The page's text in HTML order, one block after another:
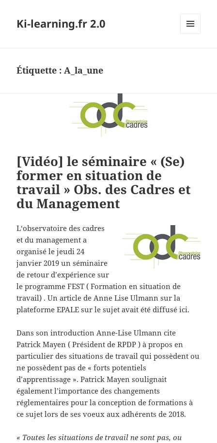
Ki-learning.fr 2.0
Étiquette :A_la_une
[Vidéo] le séminaire « (Se)
former en situation de
travail » Obs. des Cadres et
du Management
L‘observatoire des cadres
et du management a
organisé le jeudi 24
janvier 2019 un séminaire
de retour d’expérience sur
le programme FEST ( Formation en situation de
travail) . Un article de Anne Lise Ulmann sur la
plateforme EPALE sur le sujet avait été diffusé ici.
Dans son introduction Anne-Lise Ulmann cite
Patrick Mayen ( Président de RPDP ) à propos en
particulier des situations de travail qui possèdent ou
ne possèdent pas de « forts potentiels
d’apprentissage ». Patrick Mayen soulignait
également l’importance des changements
réglementaires pour la conception de formations à
ce sujet lors de ses voeux aux adhérents de 2018.
« Toutes les situations de travail ne sont pas, ou